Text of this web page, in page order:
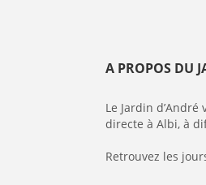
A PROPOS DU
Le Jardin
directe à Albi, à
Retrouvez les